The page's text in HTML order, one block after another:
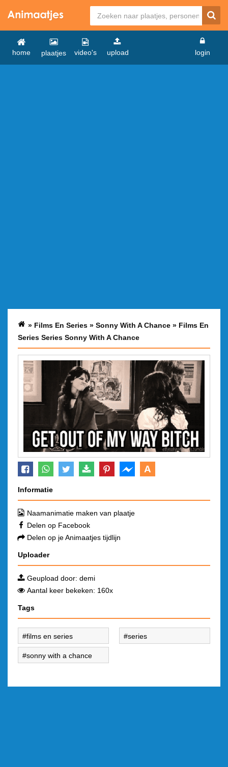
home plaatjes video's upload login
» Films En Series » Sonny With A Chance » Films En
Series Series Sonny With A Chance
A
Informatie
Naamanimatie maken van plaatje
Delen op Facebook
Delen op je Animaatjes tijdlijn
Uploader
Geupload door: demi
Aantal keer bekeken: 160x
Tags
films en series series
sonny with a chance